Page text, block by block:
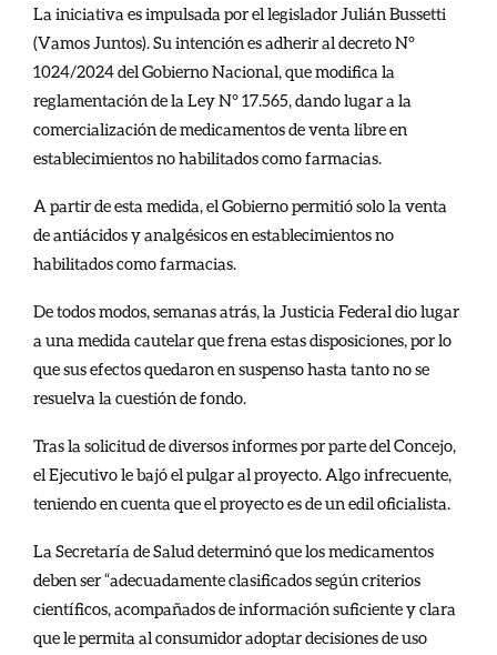
La iniciativa es impulsada por el legislador Julián Bussetti
(Vamos Juntos). Su intención es adherir al decreto N°
1024/2024 del Gobierno Nacional, que modifica la
reglamentación de la Ley N° 17.565, dando lugar a la
comercialización de medicamentos de venta libre en
establecimientos no habilitados como farmacias.
A partir de esta medida, el Gobierno permitió solo la venta
de antiácidos y analgésicos en establecimientos no
habilitados como farmacias.
De todos modos, semanas atrás, la Justicia Federal dio lugar
a una medida cautelar que frena estas disposiciones, por lo
que sus efectos quedaron en suspenso hasta tanto no se
resuelva la cuestión de fondo.
Tras la solicitud de diversos informes por parte del Concejo,
el Ejecutivo le bajó el pulgar al proyecto. Algo infrecuente,
teniendo en cuenta que el proyecto es de un edil oficialista.
La Secretaría de Salud determinó que los medicamentos
deben ser “adecuadamente clasificados según criterios
científicos, acompañados de información suficiente y clara
que le permita al consumidor adoptar decisiones de uso